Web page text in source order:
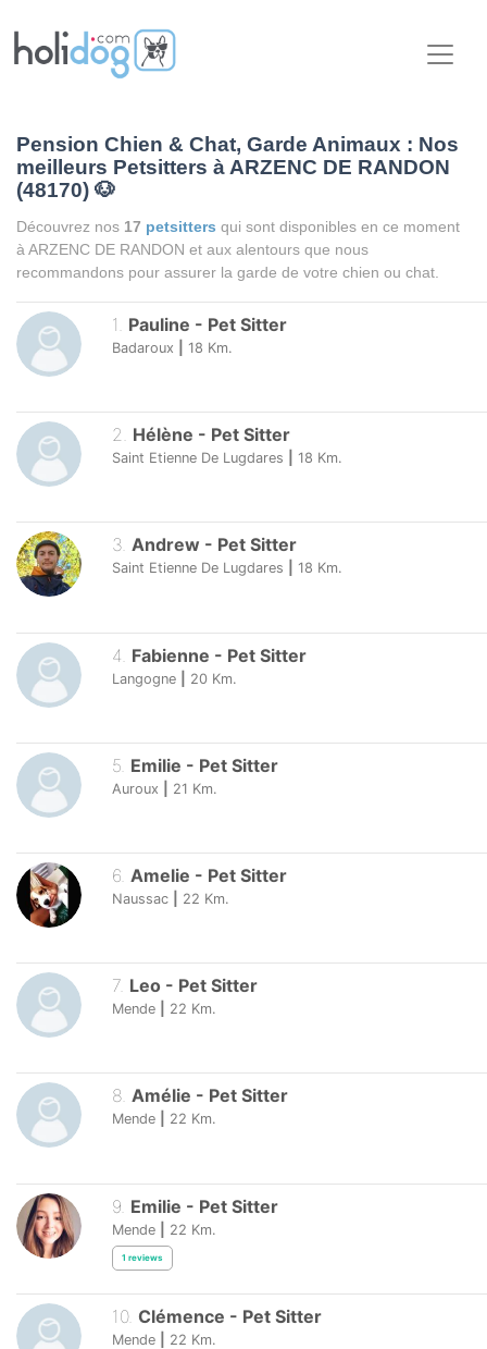
Pension Chien & Chat, Garde Animaux : Nos
meilleurs Petsitters à ARZENC DE RANDON
(48170) 🐶
Découvrez nos 17 petsitters qui sont disponibles en ce moment
à ARZENC DE RANDON et aux alentours que nous
recommandons pour assurer la garde de votre chien ou chat.
1. Pauline - Pet Sitter
Badaroux 18 Km.
2. Hélène - Pet Sitter
Saint Etienne De Lugdares 18 Km.
3. Andrew - Pet Sitter
Saint Etienne De Lugdares 18 Km.
4 Fabienne - Pet Sitter
Langogne 20 Km.
5 Emilie - Pet Sitter
Auroux 21 Km.
6. Amelie - Pet Sitter
Naussac 22 Km.
7. Leo - Pet Sitter
Mende 22 Km.
8. Amélie - Pet Sitter
Mende 22 Km.
9 Emilie - Pet Sitter
Mende 22 Km.
1 reviews
10. Clémence - Pet Sitter
Mende 22 Km.